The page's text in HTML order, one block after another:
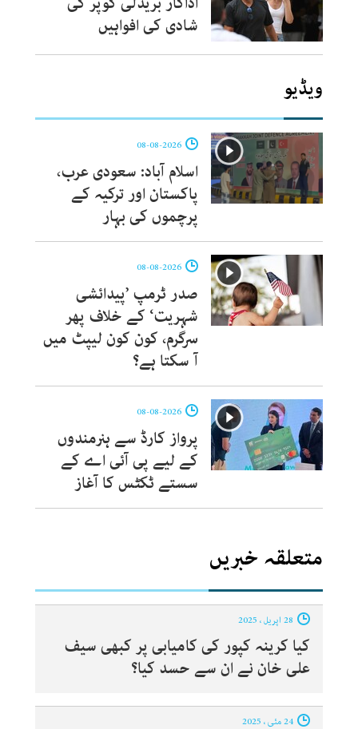
شادی کی افواہیں
ویڈیو
اسلام آباد: سعودی عرب،
پاکستان اور ترکیہ کے
پرچموں کی بہار
صدر ٹرمپ ’پیدائشی
شہریت‘ کے خلاف پھر
سرگرم، کون کون لیپٹ میں
آ سکتا ہے؟
پرواز کارڈ سے ہنرمندوں
کے لیے پی آئی اے کے
سستے ٹکٹس کا آغاز
متعلقہ خبریں
کیا کرینہ کپور کی کامیابی پر کبھی سیف
علی خان نے ان سے حسد کیا؟